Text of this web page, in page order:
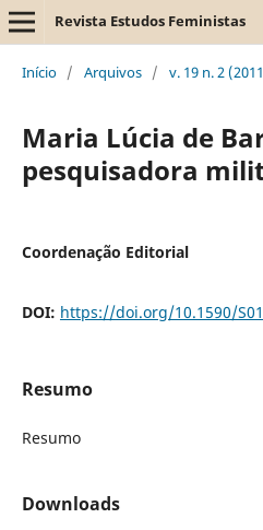
Revista Estudos Feministas
Início / Arquivos / v. 19 n. 2
Maria Lúcia de
pesquisadora
Coordenação Editorial
DOI: https://doi.org/10.1590/
Resumo
Resumo
Downloads